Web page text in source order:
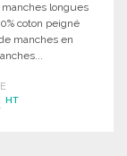
manches longues
coton peigné
manches en
HT